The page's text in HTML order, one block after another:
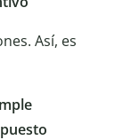
Así, es